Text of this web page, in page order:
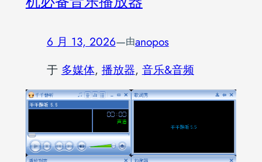
6 月 13, 2026—由anopos
于 多媒体, 播放器, 音乐&音频